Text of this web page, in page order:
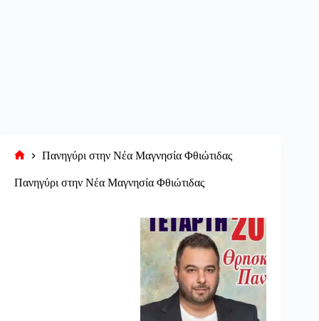
σελίδα
Πανηγύρι στην Νέα Μαγνησία Φθιώτιδας
Πανηγύρι στην Νέα Μαγνησία Φθιώτιδας